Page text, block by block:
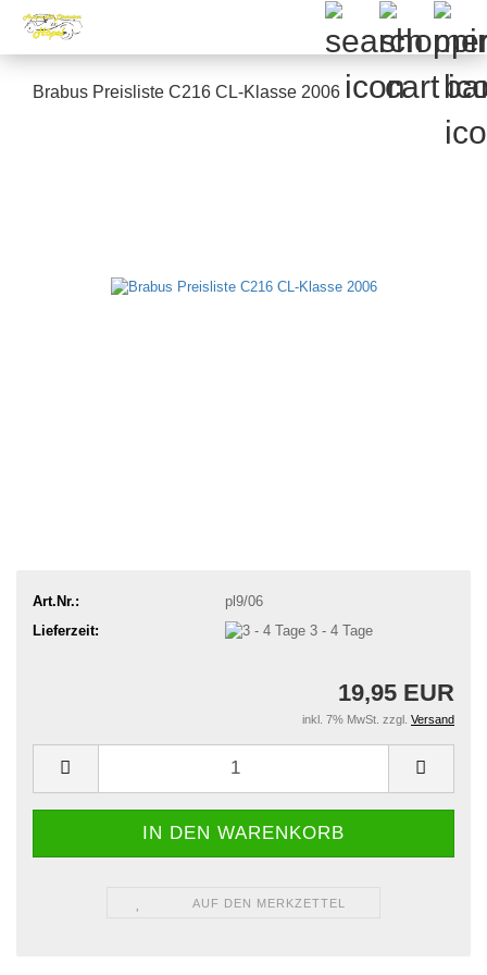
Brabus Preisliste C216 CL-Klasse 2006
Art.Nr.:
pl9/06
Lieferzeit:
3 - 4 Tage
19,95 EUR
inkl. 7% MwSt. zzgl. Versand
AUF DEN MERKZETTEL